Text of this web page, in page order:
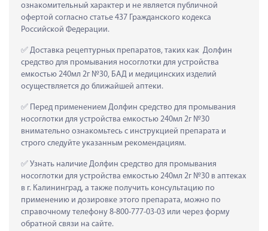
ознакомительный характер и не является публичной
офертой согласно статье 437 Гражданского кодекса
Российской Федерации.
Доставка рецептурных препаратов, таких как  Долфин
средство для промывания носоглотки для устройства
емкостью 240мл 2г №30, БАД и медицинских изделий
осуществляется до ближайшей аптеки.
Перед применением Долфин средство для промывания
носоглотки для устройства емкостью 240мл 2г №30
внимательно ознакомьтесь с инструкцией препарата и
строго следуйте указанным рекомендациям.
Узнать наличие Долфин средство для промывания
носоглотки для устройства емкостью 240мл 2г №30 в аптеках
в г. Калининград, а также получить консультацию по
применению и дозировке этого препарата, можно по
справочному телефону 8-800-777-03-03 или через форму
обратной связи на сайте.